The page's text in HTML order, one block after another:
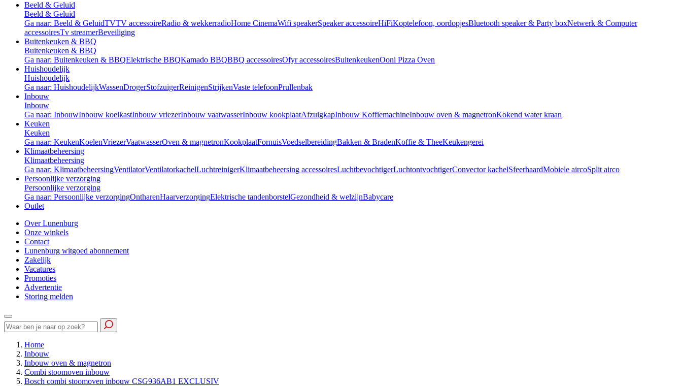
Beeld & Geluid
Beeld & Geluid
Ga naar: Beeld & GeluidTVTV accessoireRadio & wekkerradioHome CinemaWifi speakerSpeaker accessoireHiFiKoptelefoon, oordopjesBluetooth speaker & Party boxNetwerk & Computer
accessoiresTv streamerBeveiliging
Buitenkeuken & BBQ
Buitenkeuken & BBQ
Ga naar: Buitenkeuken & BBQElektrische BBQKamado BBQBBQ accessoiresOfyr accessoiresBuitenkeukenOoni Pizza Oven
Huishoudelijk
Huishoudelijk
Ga naar: HuishoudelijkWassenDrogerStofzuigerReinigenStrijkenVaste telefoonPrullenbak
Inbouw
Inbouw
Ga naar: InbouwInbouw koelkastInbouw vriezerInbouw vaatwasserInbouw kookplaatAfzuigkapInbouw KoffiemachineInbouw oven & magnetronKokend water kraan
Keuken
Keuken
Ga naar: KeukenKoelenVriezerVaatwasserOven & magnetronKookplaatFornuisVoedselbereidingBakken & BradenKoffie & TheeKeukengerei
Klimaatbeheersing
Klimaatbeheersing
Ga naar: KlimaatbeheersingVentilatorVentilatorkachelLuchtreinigerKlimaatbeheersing accessoiresLuchtbevochtigerLuchtontvochtigerConvector kachelSfeerhaardMobiele aircoSplit airco
Persoonlijke verzorging
Persoonlijke verzorging
Ga naar: Persoonlijke verzorgingOntharenHaarverzorgingElektrische tandenborstelGezondheid & welzijnBabycare
Outlet
Over Lunenburg
Onze winkels
Contact
Lunenburg witgoed abonnement
Zakelijk
Vacatures
Promoties
Advertentie
Storing melden
Home
Inbouw
Inbouw oven & magnetron
Combi stoomoven inbouw
Bosch combi stoomoven inbouw CSG936AB1 EXCLUSIV